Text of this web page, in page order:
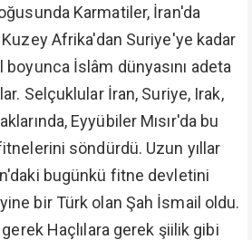
Karmatiler, İran'da
Kuzey Afrika'dan Suriye'ye kadar
boyunca İslâm dünyasını adeta
Selçuklular İran, Suriye, Irak,
Eyyübiler Mısır'da bu
söndürdü. Uzun yıllar
bugünkü fitne devletini
bir Türk olan Şah İsmail oldu.
Haçlılara gerek şiilik gibi